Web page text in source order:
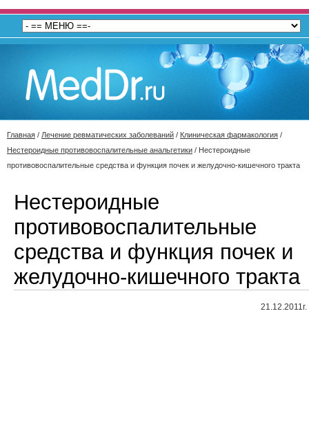
Главная / Лечение ревматических заболеваний / Клиническая фармакология /
Нестероидные противовоспалительные анальгетики / Нестероидные
противовоспалительные средства и функция почек и желудочно-кишечного тракта
Нестероидные
противовоспалительные
средства и функция почек и
желудочно-кишечного тракта
21.12.2011г.